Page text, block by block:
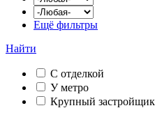
Ещё фильтры
Найти
С отделкой
У метро
Крупный застройщик